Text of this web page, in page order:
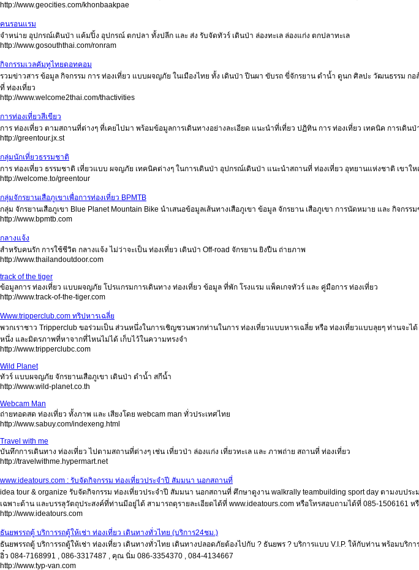
http://www.geocities.com/khonbaakpae
คนรอนแรม
จำหน่าย อุปกรณ์เดินป่า แค้มปิ้ง อุปกรณ์ ตกปลา ทั้งปลีก และ ส่ง รับจัดทัวร์ เดินป่า ล่องทะเล ล่องแก่ง ตกปลาทะเล
http://www.gosouththai.com/ronram
กิจกรรมเวลคัมทูไทยดอทคอม
รวมข่าวสาร ข้อมูล กิจกรรม การ ท่องเที่ยว แบบผจญภัย ในเมืองไทย ทั้ง เดินป่า ปีนผา ขับรถ ขี่จักรยาน ดำน้ำ ดูนก ศิลปะ วัฒนธรรม ก
ที่ ท่องเที่ยว
http://www.welcome2thai.com/thactivities
การท่องเที่ยวสีเขียว
การ ท่องเที่ยว ตามสถานที่ต่างๆ ที่เคยไปมา พร้อมข้อมูลการเดินทางอย่างละเอียด แนะนำที่เที่ยว ปฏิทิน การ ท่องเที่ยว เทคนิค การเดินป่
http://greentour.jx.st
กลุ่มนักเที่ยวธรรมชาติ
การ ท่องเที่ยว ธรรมชาติ เที่ยวแบบ ผจญภัย เทคนิคต่างๆ ในการเดินป่า อุปกรณ์เดินป่า แนะนำสถานที่ ท่องเที่ยว อุทยานแห่งชาติ เขา
http://welcome.to/greentour
กลุ่มจักรยานเสือภูเขาเพื่อการท่องเที่ยว BPMTB
กลุ่ม จักรยานเสือภูเขา Blue Planet Mountain Bike นำเสนอข้อมูลเส้นทางเสือภูเขา ข้อมูล จักรยาน เสือภูเขา การนัดหมาย และ กิจกรร
http://www.bpmtb.com
กลางแจ้ง
สำหรับคนรัก การใช้ชีวิต กลางแจ้ง ไม่ว่าจะเป็น ท่องเที่ยว เดินป่า Off-road จักรยาน ยิงปืน ถ่ายภาพ
http://www.thailandoutdoor.com
track of the tiger
ข้อมูลการ ท่องเที่ยว แบบผจญภัย โปรแกรมการเดินทาง ท่องเที่ยว ข้อมูล ที่พัก โรงแรม แพ็คเกจทัวร์ และ คู่มือการ ท่องเที่ยว
http://www.track-of-the-tiger.com
Www.tripperclub.com ทริปหารเฉลี่ย
พวกเราชาว Tripperclub ขอร่วมเป็น ส่วนหนึ่งในการเชิญชวนพวกท่านในการ ท่องเที่ยวแบบหารเฉลี่ย หรือ ท่องเที่ยวแบบลุยๆ ท่านจะไ
หนึ่ง และมิตรภาพที่หาจากที่ไหนไม่ได้ เก็บไว้ในความทรงจำ
http://www.tripperclubc.com
Wild Planet
ทัวร์ แบบผจญภัย จักรยานเสือภูเขา เดินป่า ดำน้ำ สกีน้ำ
http://www.wild-planet.co.th
Webcam Man
ถ่ายทอดสด ท่องเที่ยว ทั้งภาพ และ เสียงโดย webcam man ทั่วประเทศไทย
http://www.sabuy.com/indexeng.html
Travel with me
บันทึกการเดินทาง ท่องเที่ยว ไปตามสถานที่ต่างๆ เช่น เที่ยวป่า ล่องแก่ง เที่ยวทะเล และ ภาพถ่าย สถานที่ ท่องเที่ยว
http://travelwithme.hypermart.net
www.ideatours.com : รับจัดกิจกรรม ท่องเที่ยวประจำปี สัมมนา นอกสถานที่
idea tour & organize รับจัดกิจกรรม ท่องเที่ยวประจำปี สัมมนา นอกสถานที่ ศึกษาดูงาน walkrally teambuilding sport day ตามงบป
เฉพาะด้าน และบรรลุวัตถุประสงค์ที่ท่านมีอยู่ได้ สามารถดุรายละเอียดได้ที่ www.ideatours.com หรือโทรสอบถามได้ที่ 085-1506161 ห
http://www.ideatours.com
ธันยพรรถตู้ บริการรถตู้ให้เช่า ท่องเที่ยว เดินทางทั่วไทย (บริการ24ชม.)
ธันยพรรถตู้ บริการรถตู้ให้เช่า ท่องเที่ยว เดินทางทั่วไทย เดินทางปลอดภัยต้องไปกับ ? ธันยพร ? บริการแบบ V.I.P. ให้กับท่าน พร้อมบริก
อิ๋ว 084-7168991 , 086-3317487 , คุณ นิ่ม 086-3354370 , 084-4134667
http://www.typ-van.com